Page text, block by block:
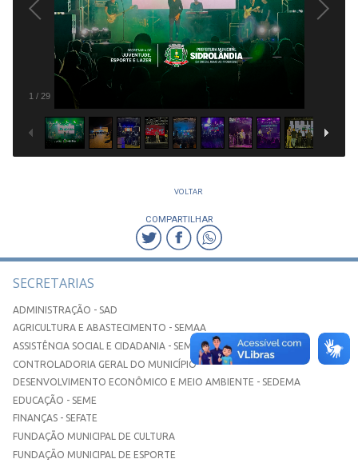
1 / 29
VOLTAR
COMPARTILHAR
SECRETARIAS
ADMINISTRAÇÃO - SAD
AGRICULTURA E ABASTECIMENTO - SEMAA
ASSISTÊNCIA SOCIAL E CIDADANIA - SEMASC
CONTROLADORIA GERAL DO MUNICÍPIO
DESENVOLVIMENTO ECONÔMICO E MEIO AMBIENTE - SEDEMA
EDUCAÇÃO - SEME
FINANÇAS - SEFATE
FUNDAÇÃO MUNICIPAL DE CULTURA
FUNDAÇÃO MUNICIPAL DE ESPORTE